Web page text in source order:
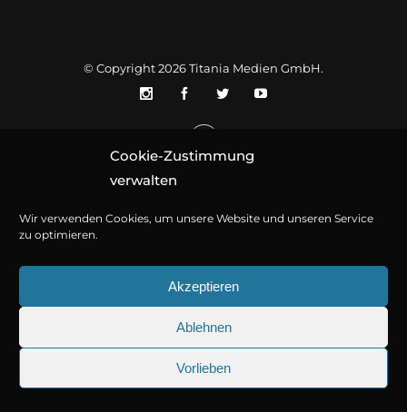
Cookie-Zustimmung
verwalten
Wir verwenden Cookies, um unsere Website und unseren Service
zu optimieren.
Akzeptieren
Ablehnen
Vorlieben
© Copyright 2026Titania Medien GmbH.